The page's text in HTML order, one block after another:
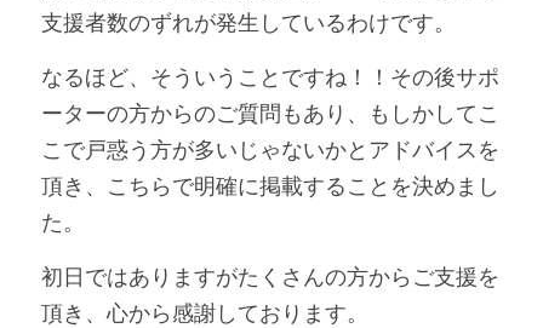
支援者数のずれが発生しているわけです。
なるほど、そういうことですね！！その後サポ
ーターの方からのご質問もあり、もしかしてこ
こで戸惑う方が多いじゃないかとアドバイスを
頂き、こちらで明確に掲載することを決めまし
た。
初日ではありますがたくさんの方からご支援を
頂き、心から感謝しております。